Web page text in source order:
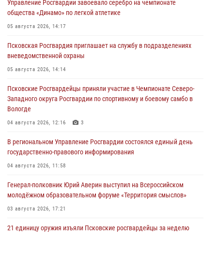
Управление Росгвардии завоевало серебро на чемпионате
общества «Динамо» по легкой атлетике
05 августа 2026, 14:17
Псковская Росгвардия приглашает на службу в подразделениях
вневедомственной охраны
05 августа 2026, 14:14
Псковские Росгвардейцы приняли участие в Чемпионате Северо-
Западного округа Росгвардии по спортивному и боевому самбо в
Вологде
04 августа 2026, 12:16 3
В региональном Управление Росгвардии состоялся единый день
государственно-правового информирования
04 августа 2026, 11:58
Генерал-полковник Юрий Аверин выступил на Всероссийском
молодёжном образовательном форуме «Территория смыслов»
03 августа 2026, 17:21
21 единицу оружия изъяли Псковские росгвардейцы за неделю